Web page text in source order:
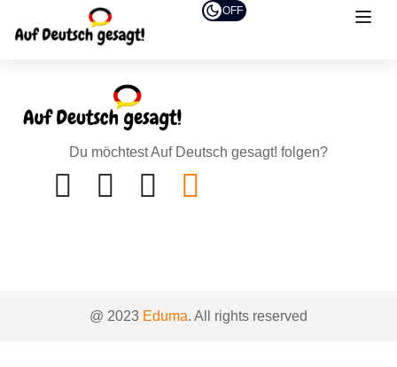
OFF
Du möchtest Auf Deutsch gesagt! folgen?
@ 2023 Eduma. All rights reserved